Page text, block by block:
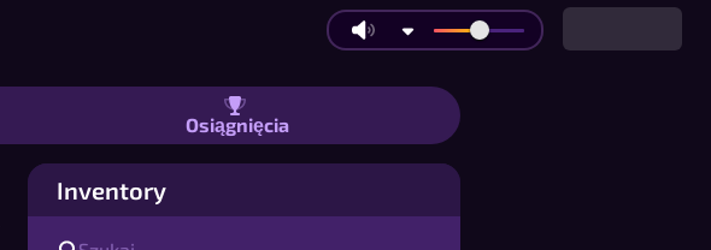
Osiągnięcia
Inventory